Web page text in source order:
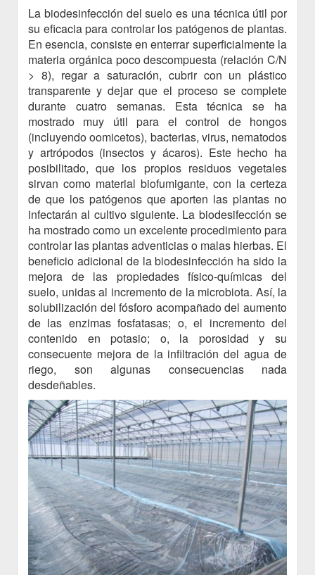
La biodesinfección del suelo es una técnica útil por
su eficacia para controlar los patógenos de plantas.
En esencia, consiste en enterrar superficialmente la
materia orgánica poco descompuesta (relación C/N
> 8), regar a saturación, cubrir con un plástico
transparente y dejar que el proceso se complete
durante cuatro semanas. Esta técnica se ha
mostrado muy útil para el control de hongos
(incluyendo oomicetos), bacterias, virus, nematodos
y artrópodos (insectos y ácaros). Este hecho ha
posibilitado, que los propios residuos vegetales
sirvan como material biofumigante, con la certeza
de que los patógenos que aporten las plantas no
infectarán al cultivo siguiente. La biodesifección se
ha mostrado como un excelente procedimiento para
controlar las plantas adventicias o malas hierbas. El
beneficio adicional de la biodesinfección ha sido la
mejora de las propiedades físico-químicas del
suelo, unidas al incremento de la microbiota. Así, la
solubilización del fósforo acompañado del aumento
de las enzimas fosfatasas; o, el incremento del
contenido en potasio; o, la porosidad y su
consecuente mejora de la infiltración del agua de
riego, son algunas consecuencias nada
desdeñables.